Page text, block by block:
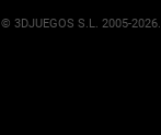
© 3DJUEGOS S.L. 2005-2026.